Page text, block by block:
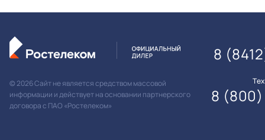
© 2026 Сайт не является средством массовой
информации и действует на основании партнерского
договора с ПАО «Ростелеком»
8
8